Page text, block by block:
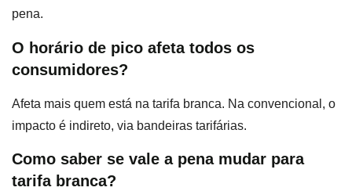
pena.
O horário de pico afeta todos os
consumidores?
Afeta mais quem está na tarifa branca. Na convencional, o
impacto é indireto, via bandeiras tarifárias.
Como saber se vale a pena mudar para
tarifa branca?